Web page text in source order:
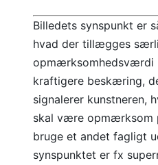
Billedets synspunkt er
hvad der tillægges
opmærksomhedsværdi
kraftigere beskæring,
signalerer kunstneren,
skal være opmærksom
bruge et andet fagligt
synspunktet er fx